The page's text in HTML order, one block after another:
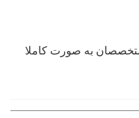
به صورت کاملا